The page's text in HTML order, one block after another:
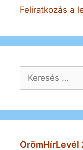
Feliratkozás a
Keresés: